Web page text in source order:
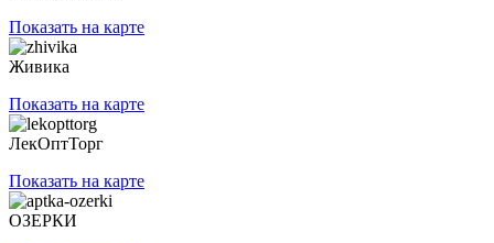
Показать на карте
Живика
Показать на карте
ЛекОптТорг
Показать на карте
ОЗЕРКИ